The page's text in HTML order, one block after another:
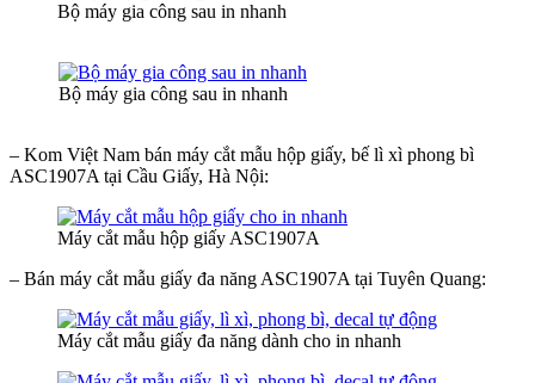
Bộ máy gia công sau in nhanh
Bộ máy gia công sau in nhanh
– Kom Việt Nam bán máy cắt mẫu hộp giấy, bế lì xì phong bì
ASC1907A tại Cầu Giấy, Hà Nội:
Máy cắt mẫu hộp giấy ASC1907A
– Bán máy cắt mẫu giấy đa năng ASC1907A tại Tuyên Quang:
Máy cắt mẫu giấy đa năng dành cho in nhanh